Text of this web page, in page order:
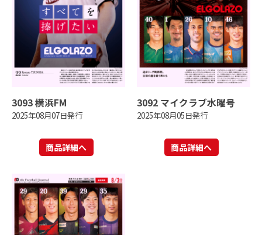
3093 横浜FM
2025年08月07日発行
商品詳細へ
3092 マイクラブ水曜号
2025年08月05日発行
商品詳細へ